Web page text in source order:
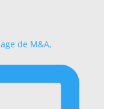
de M&A,